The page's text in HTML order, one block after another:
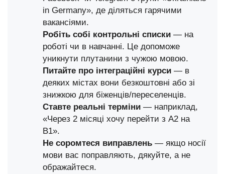
in Germany», де діляться гарячими
вакансіями.
Робіть собі контрольні списки — на
роботі чи в навчанні. Це допоможе
уникнути плутанини з чужою мовою.
Питайте про інтеграційні курси — в
деяких містах вони безкоштовні або зі
знижкою для біженців/переселенців.
Ставте реальні терміни — наприклад,
«Через 2 місяці хочу перейти з A2 на
B1».
Не соромтеся виправлень — якщо носії
мови вас поправляють, дякуйте, а не
ображайтеся.